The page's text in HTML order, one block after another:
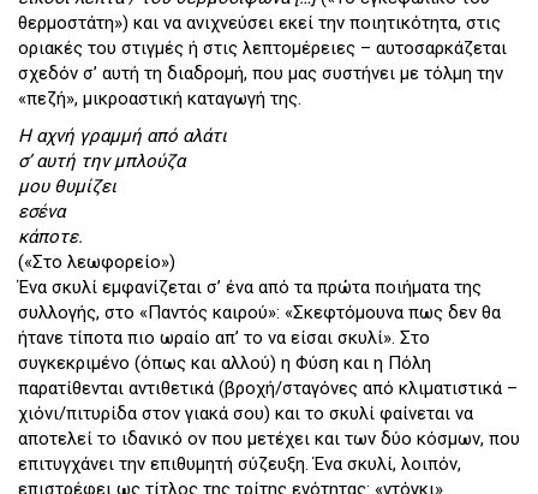
θερμοστάτη») και να ανιχνεύσει εκεί την ποιητικότητα, στις
οριακές του στιγμές ή στις λεπτομέρειες – αυτοσαρκάζεται
σχεδόν σ’ αυτή τη διαδρομή, που μας συστήνει με τόλμη την
«πεζή», μικροαστική καταγωγή της.
Η αχνή γραμμή από αλάτι
σ’ αυτή την μπλούζα
μου θυμίζει
εσένα
κάποτε.
(«Στο λεωφορείο»)
Ένα σκυλί εμφανίζεται σ’ ένα από τα πρώτα ποιήματα της
συλλογής, στο «Παντός καιρού»: «Σκεφτόμουνα πως δεν θα
ήτανε τίποτα πιο ωραίο απ’ το να είσαι σκυλί». Στο
συγκεκριμένο (όπως και αλλού) η Φύση και η Πόλη
παρατίθενται αντιθετικά (βροχή/σταγόνες από κλιματιστικά –
χιόνι/πιτυρίδα στον γιακά σου) και το σκυλί φαίνεται να
αποτελεί το ιδανικό ον που μετέχει και των δύο κόσμων, που
επιτυγχάνει την επιθυμητή σύζευξη. Ένα σκυλί, λοιπόν,
επιστρέφει ως τίτλος της τρίτης ενότητας: «ντόγκι».